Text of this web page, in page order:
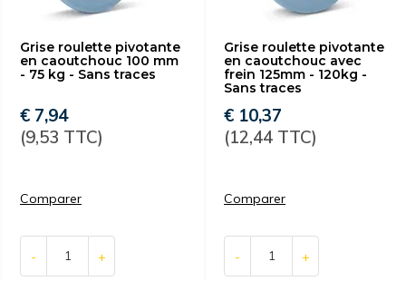
Grise roulette pivotante
en caoutchouc 100 mm
- 75 kg - Sans traces
€ 7,94
(9,53 TTC)
Comparer
- +
Grise roulette pivotante
en caoutchouc avec
frein 125mm - 120kg -
Sans traces
€ 10,37
(12,44 TTC)
Comparer
- +